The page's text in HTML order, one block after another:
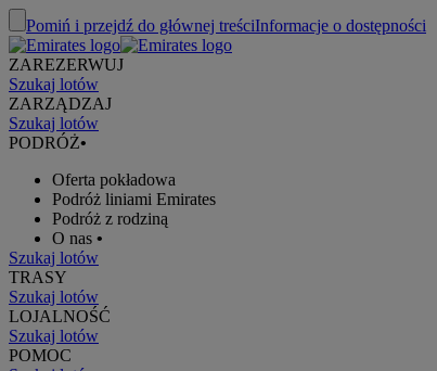
Pomiń i przejdź do głównej treściInformacje o dostępności
ZAREZERWUJ
Szukaj lotów
ZARZĄDZAJ
Szukaj lotów
PODRÓŻ•
Oferta pokładowa
Podróż liniami Emirates
Podróż z rodziną
O nas •
Szukaj lotów
TRASY
Szukaj lotów
LOJALNOŚĆ
Szukaj lotów
POMOC